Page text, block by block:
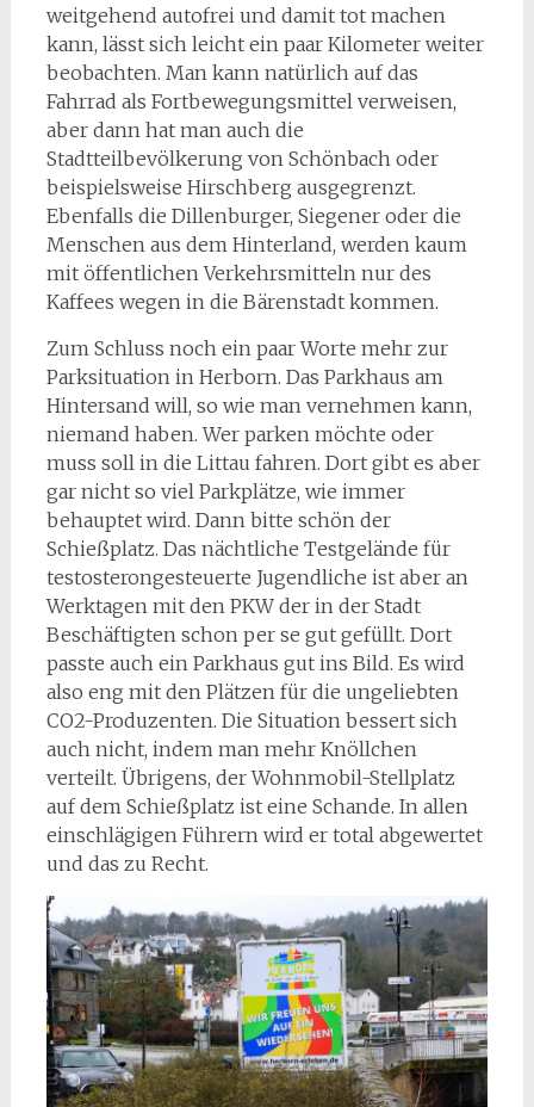
weitgehend autofrei und damit tot machen
kann, lässt sich leicht ein paar Kilometer weiter
beobachten. Man kann natürlich auf das
Fahrrad als Fortbewegungsmittel verweisen,
aber dann hat man auch die
Stadtteilbevölkerung von Schönbach oder
beispielsweise Hirschberg ausgegrenzt.
Ebenfalls die Dillenburger, Siegener oder die
Menschen aus dem Hinterland, werden kaum
mit öffentlichen Verkehrsmitteln nur des
Kaffees wegen in die Bärenstadt kommen.
Zum Schluss noch ein paar Worte mehr zur
Parksituation in Herborn. Das Parkhaus am
Hintersand will, so wie man vernehmen kann,
niemand haben. Wer parken möchte oder
muss soll in die Littau fahren. Dort gibt es aber
gar nicht so viel Parkplätze, wie immer
behauptet wird. Dann bitte schön der
Schießplatz. Das nächtliche Testgelände für
testosterongesteuerte Jugendliche ist aber an
Werktagen mit den PKW der in der Stadt
Beschäftigten schon per se gut gefüllt. Dort
passte auch ein Parkhaus gut ins Bild. Es wird
also eng mit den Plätzen für die ungeliebten
CO2-Produzenten. Die Situation bessert sich
auch nicht, indem man mehr Knöllchen
verteilt. Übrigens, der Wohnmobil-Stellplatz
auf dem Schießplatz ist eine Schande. In allen
einschlägigen Führern wird er total abgewertet
und das zu Recht.